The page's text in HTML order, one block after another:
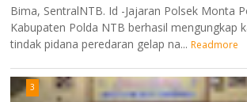
Bima, SentralNTB. Id -Jajaran Polsek Monta
Kabupaten Polda NTB berhasil mengungkap
tindak pidana peredaran gelap na... Readmore
3